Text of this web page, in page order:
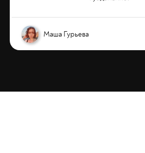
Маша Гурьева